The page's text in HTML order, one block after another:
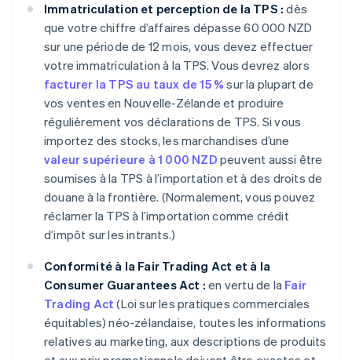
Immatriculation et perception de la TPS : dès
que votre chiffre d’affaires dépasse 60 000 NZD
sur une période de 12 mois, vous devez effectuer
votre immatriculation à la TPS. Vous devrez alors
facturer la TPS au taux de 15 % sur la plupart de
vos ventes en Nouvelle-Zélande et produire
régulièrement vos déclarations de TPS. Si vous
importez des stocks, les marchandises d’une
valeur supérieure à 1 000 NZD peuvent aussi être
soumises à la TPS à l’importation et à des droits de
douane à la frontière. (Normalement, vous pouvez
réclamer la TPS à l’importation comme crédit
d’impôt sur les intrants.)
Conformité à la Fair Trading Act et à la
Consumer Guarantees Act : en vertu de la Fair
Trading Act (Loi sur les pratiques commerciales
équitables) néo-zélandaise, toutes les informations
relatives au marketing, aux descriptions de produits